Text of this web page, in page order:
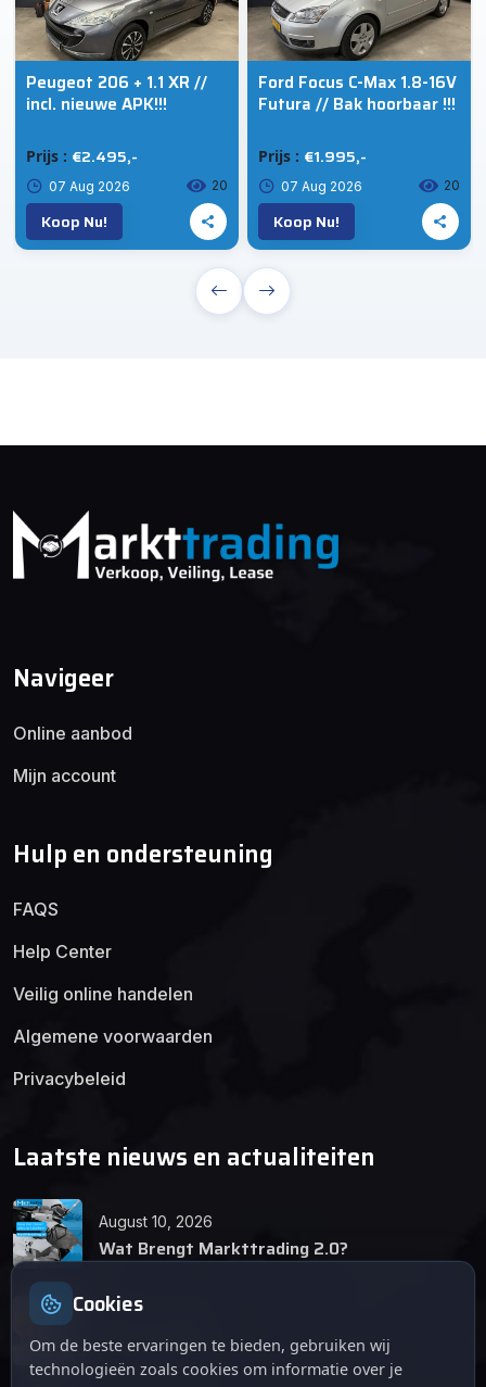
Peugeot 206 + 1.1 XR //
incl. nieuwe APK!!!
Prijs : €2.495,-
07 Aug 2026 20
Koop Nu!
Ford Focus C-Max 1.8-16V
Futura // Bak hoorbaar !!!
Prijs : €1.995,-
07 Aug 2026 20
Koop Nu!
Navigeer
Online aanbod
Mijn account
Hulp en ondersteuning
FAQS
Help Center
Veilig online handelen
Algemene voorwaarden
Privacybeleid
Laatste nieuws en actualiteiten
August 10, 2026
Wat Brengt Markttrading 2.0?
Tips en Tricks
Cookies
Om de beste ervaringen te bieden, gebruiken wij
technologieën zoals cookies om informatie over je